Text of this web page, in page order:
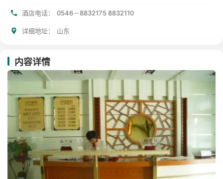
酒店电话： 0546－8832175 8832110
详细地址： 山东
内容详情